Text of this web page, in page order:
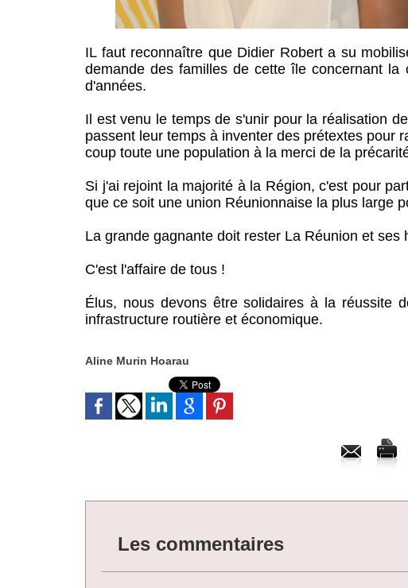
IL faut reconnaître que Didier Robert a su
demande des familles de cette île concernant
d'années.
Il est venu le temps de s'unir pour la réalisation
passent leur temps à inventer des prétextes pour
coup toute une population à la merci de la
Si j'ai rejoint la majorité à la Région, c'est pour
que ce soit une union Réunionnaise la plus large
La grande gagnante doit rester La Réunion et ses
C'est l'affaire de tous !
Élus, nous devons être solidaires à la réussite
infrastructure routière et économique.
Aline Murin Hoarau
Les commentaires